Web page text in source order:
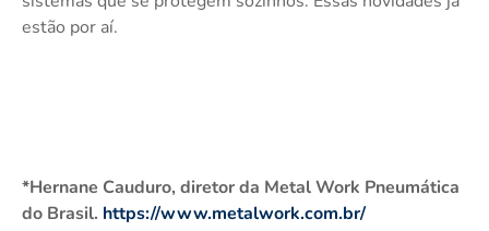
estão por aí.
*Hernane Cauduro, diretor da Metal Work Pneumática
do Brasil. https://www.metalwork.com.br/